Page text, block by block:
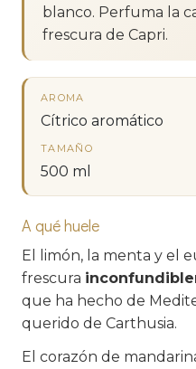
blanco. Perfuma la
frescura de Capri.
AROMA
Cítrico aromático
TAMAÑO
500 ml
A qué huele
El limón, la menta y el
frescura
que ha hecho de
querido de Carthusia.
El corazón de